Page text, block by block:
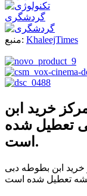
گردشگری
منبع: KhaleejTimes
خرید ابن
تعطیل شده
است.
خرید ابن بطوطه دبی